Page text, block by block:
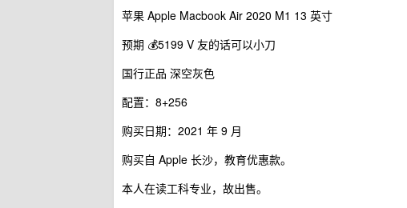
苹果 Apple Macbook Air 2020 M1 13 英寸
预期 💰5199 V 友的话可以小刀
国行正品 深空灰色
配置：8+256
购买日期：2021 年 9 月
购买自 Apple 长沙，教育优惠款。
本人在读工科专业，故出售。